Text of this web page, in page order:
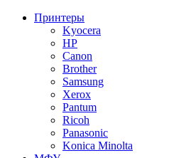
Принтеры
Kyocera
HP
Canon
Brother
Samsung
Xerox
Pantum
Ricoh
Panasonic
Konica Minolta